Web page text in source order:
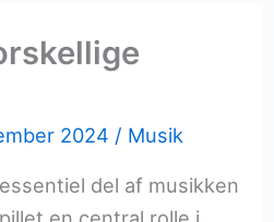
2024 / Musik
del af musikken